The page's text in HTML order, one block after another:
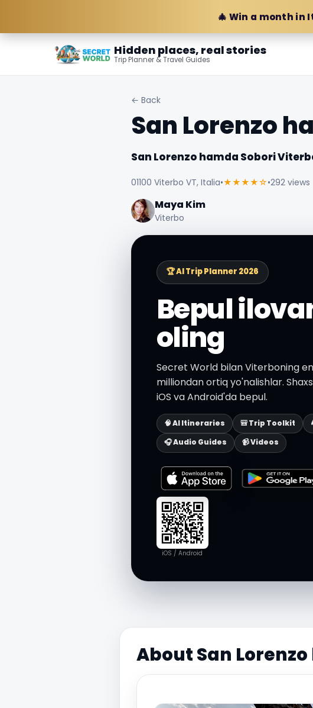
🎄 Win a month in
Hidden places, real stories
Trip Planner & Travel Guides
← Back
San Lorenzo
San Lorenzo hamda Sobori
01100 Viterbo VT, Italia•★★★★☆•292 views
Maya Kim
Viterbo
🏆 AI Trip Planner 2026
Bepul
oling
Secret World bilan Viterboning
milliondan ortiq yo'nalishlar.
iOS va Android'da bepul.
🧠 AI Itineraries 🎒 Trip Toolkit
🎧 Audio Guides
📹 Videos
iOS / Android
About San